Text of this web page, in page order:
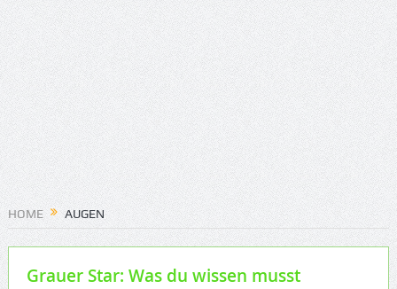
HOME AUGEN
Grauer Star: Was du wissen musst